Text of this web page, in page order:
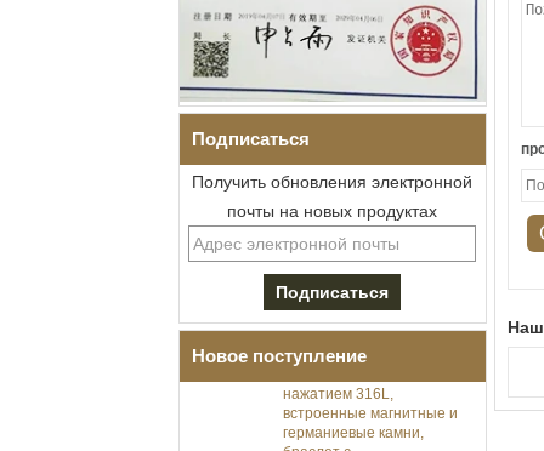
Подписаться
Получить обновления электронной
почты на новых продуктах
Новое поступление
Мужской браслет I-Links из
нержавеющей стали 304 с
черным цирконием,
застежка с двойным
встроенные магнитные и
германиевые камни,
браслет с